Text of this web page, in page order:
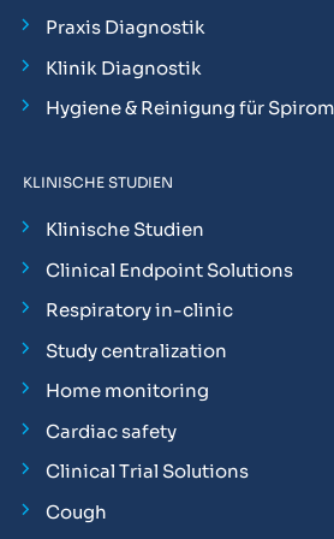
Praxis Diagnostik
Klinik Diagnostik
Hygiene & Reinigung für
KLINISCHE STUDIEN
Klinische Studien
Clinical Endpoint Solutions
Respiratory in-clinic
Study centralization
Home monitoring
Cardiac safety
Clinical Trial Solutions
Cough